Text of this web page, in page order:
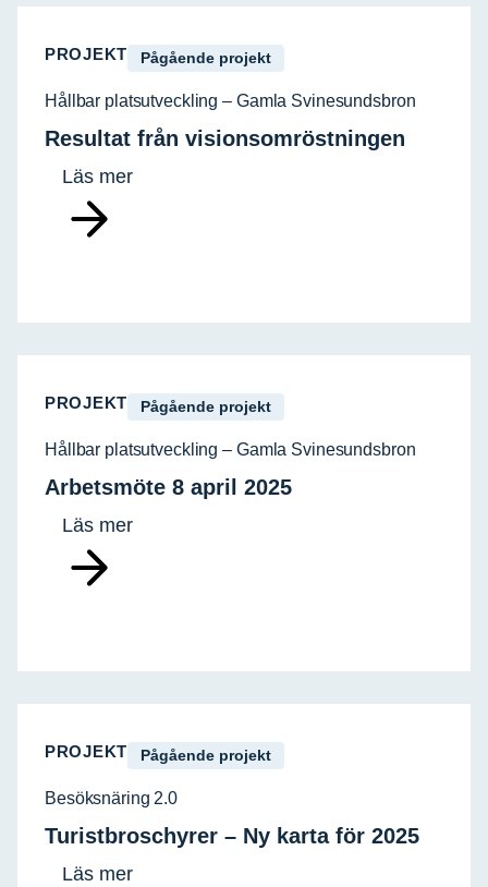
PROJEKT Pågående projekt
Hållbar platsutveckling – Gamla Svinesundsbron
Resultat från visionsomröstningen
Läs mer
PROJEKT Pågående projekt
Hållbar platsutveckling – Gamla Svinesundsbron
Arbetsmöte 8 april 2025
Läs mer
PROJEKT Pågående projekt
Besöksnäring 2.0
Turistbroschyrer – Ny karta för 2025
Läs mer